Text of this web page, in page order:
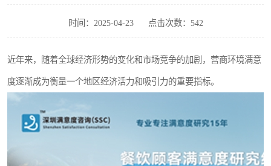
时间：2025-04-23 点击次数：542
近年来，随着全球经济形势的变化和市场竞争的加剧，营商环境满意
度逐渐成为衡量一个地区经济活力和吸引力的重要指标。
公共事务满意度调查 餐饮业满意度调查
营商环境满意度 员工满意度
服务满意度调查 汽车行业满意度